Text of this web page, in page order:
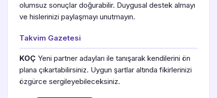
olumsuz sonuçlar doğurabilir. Duygusal destek almayı
ve hislerinizi paylaşmayı unutmayın.
Takvim Gazetesi
KOÇ Yeni partner adayları ile tanışarak kendilerini ön
plana çıkartabilirsiniz. Uygun şartlar altında fikirlerinizi
özgürce sergileyebileceksiniz.